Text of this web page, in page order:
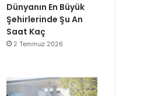
Dünyanın En Büyük
Şehirlerinde Şu An
Saat Kaç
2 Temmuz 2026